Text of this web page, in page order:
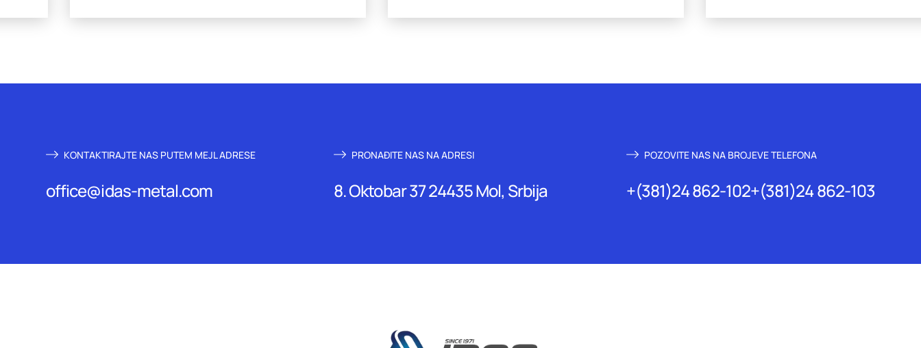
KONTAKTIRAJTE NAS PUTEM MEJL ADRESE
office@idas-metal.com
PRONAĐITE NAS NA ADRESI
8. Oktobar 37 24435 Mol, Srbija
POZOVITE NAS NA BROJEVE TELEFONA
+(381)24 862-102+(381)24 862-103